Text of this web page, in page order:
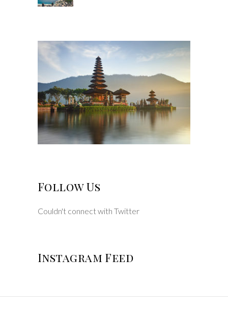
Follow Us
Couldn't connect with Twitter
Instagram Feed